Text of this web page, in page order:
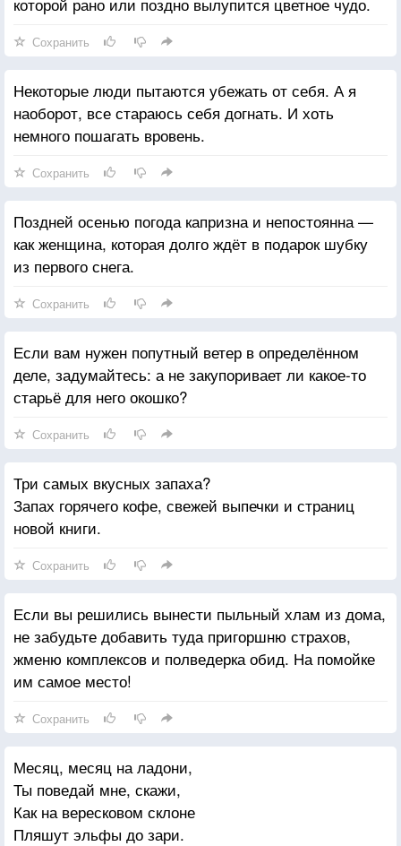
Сохранить
Некоторые люди пытаются убежать от себя. А я
наоборот, все стараюсь себя догнать. И хоть
немного пошагать вровень.
Сохранить
Поздней осенью погода капризна и непостоянна —
как женщина, которая долго ждёт в подарок шубку
из первого снега.
Сохранить
Если вам нужен попутный ветер в определённом
деле, задумайтесь: а не закупоривает ли какое-то
старьё для него окошко?
Сохранить
Три самых вкусных запаха?
Запах горячего кофе, свежей выпечки и страниц
новой книги.
Сохранить
Если вы решились вынести пыльный хлам из дома,
не забудьте добавить туда пригоршню страхов,
жменю комплексов и полведерка обид. На помойке
им самое место!
Сохранить
Месяц, месяц на ладони,
Ты поведай мне, скажи,
Как на вересковом склоне
Пляшут эльфы до зари.